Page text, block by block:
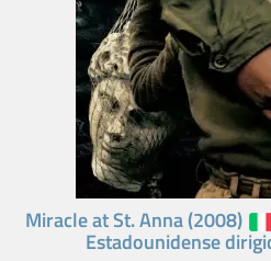
Miracle at St. Anna (2008)
Estadounidense